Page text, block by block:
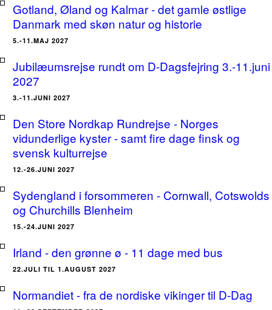
Gotland, Øland og Kalmar - det gamle østlige
Danmark med skøn natur og historie
5.-11.MAJ 2027
Jubilæumsrejse rundt om D-Dagsfejring 3.-11.juni
2027
3.-11.JUNI 2027
Den Store Nordkap Rundrejse - Norges
vidunderlige kyster - samt fire dage finsk og
svensk kulturrejse
12.-26.JUNI 2027
Sydengland i forsommeren - Cornwall, Cotswolds
og Churchills Blenheim
15.-24.JUNI 2027
Irland - den grønne ø - 11 dage med bus
22.JULI TIL 1.AUGUST 2027
Normandiet - fra de nordiske vikinger til D-Dag